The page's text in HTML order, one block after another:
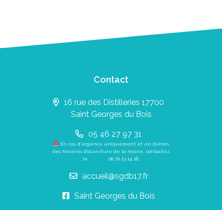
Contact
16 rue des Distilleries 17700
Saint Georges du Bois
05 46 27 97 31
En cas d’urgence uniquement et en dehors
des horaires d’ouverture de la mairie, contactez
le 06 70 13 14 18
accueil@sgdb17.fr
Saint Georges du Bois